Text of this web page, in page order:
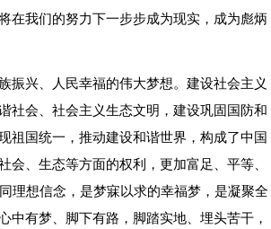
在我们的努力下一步步成为现实，成为彪炳
振兴、人民幸福的伟大梦想。建设社会主义
社会、社会主义生态文明，建设巩固国防和
祖国统一，推动建设和谐世界，构成了中国
、生态等方面的权利，更加富足、平等、
理想信念，是梦寐以求的幸福梦，是凝聚全
中有梦、脚下有路，脚踏实地、埋头苦干，